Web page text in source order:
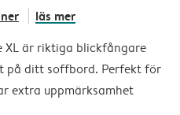
läs mer
XL är riktiga blickfångare
på ditt soffbord. Perfekt för
extra uppmärksamhet